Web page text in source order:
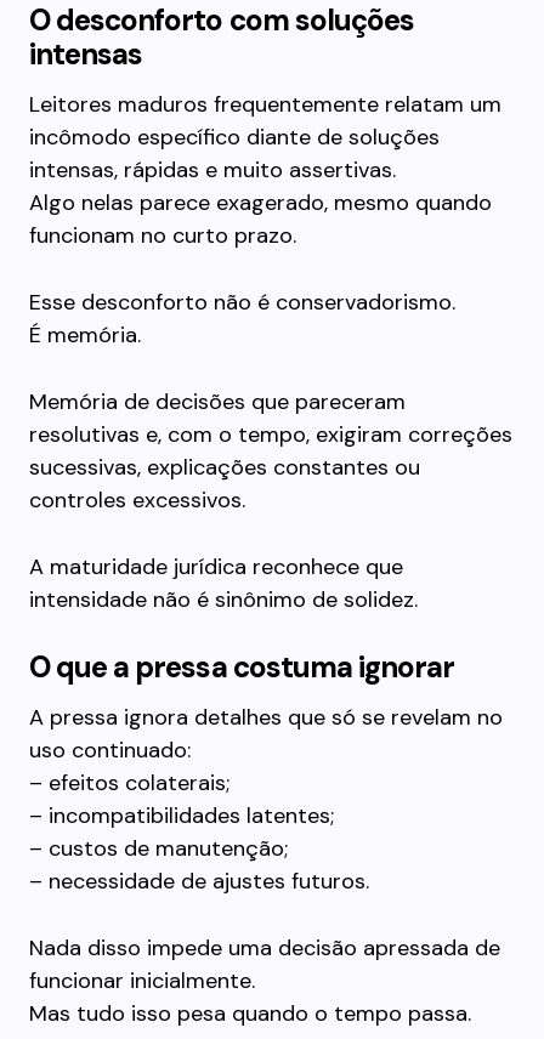
O desconforto com soluções
intensas
Leitores maduros frequentemente relatam um
incômodo específico diante de soluções
intensas, rápidas e muito assertivas.
Algo nelas parece exagerado, mesmo quando
funcionam no curto prazo.
Esse desconforto não é conservadorismo.
É memória.
Memória de decisões que pareceram
resolutivas e, com o tempo, exigiram correções
sucessivas, explicações constantes ou
controles excessivos.
A maturidade jurídica reconhece que
intensidade não é sinônimo de solidez.
O que a pressa costuma ignorar
A pressa ignora detalhes que só se revelam no
uso continuado:
– efeitos colaterais;
– incompatibilidades latentes;
– custos de manutenção;
– necessidade de ajustes futuros.
Nada disso impede uma decisão apressada de
funcionar inicialmente.
Mas tudo isso pesa quando o tempo passa.